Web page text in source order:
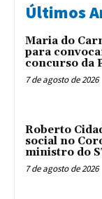
Últimos
Maria do
para
concurso da
7 de agosto de 2026
Roberto
social no
ministro do
7 de agosto de 2026